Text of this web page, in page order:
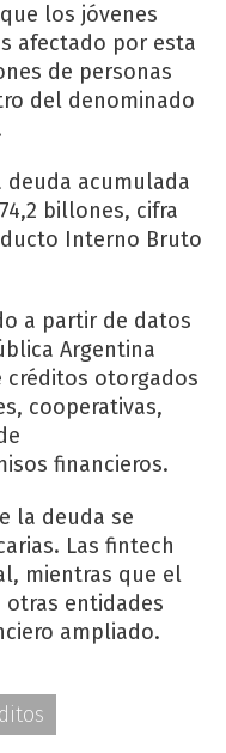
los jóvenes
afectado por esta
de personas
del denominado
deuda acumulada
billones, cifra
Interno Bruto
a partir de datos
Argentina
créditos otorgados
cooperativas,
financieros.
la deuda se
Las fintech
mientras que el
otras entidades
ampliado.